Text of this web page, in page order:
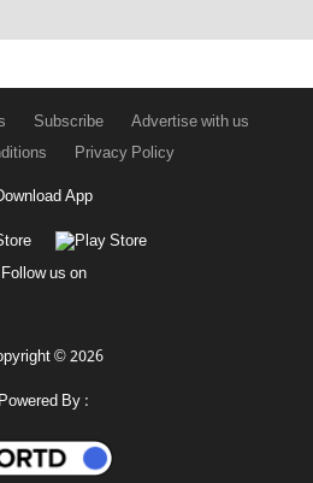
Subscribe
Advertise with us
Privacy Policy
App
Follow us on
© 2026
Powered By :